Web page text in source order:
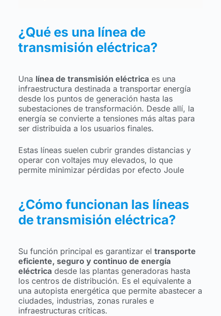
¿Qué es una línea de
transmisión eléctrica?
Una línea de transmisión eléctricaes una
infraestructura destinada a transportar energía
desde los puntos de generación hasta las
subestaciones de transformación. Desde allí, la
energía se convierte a tensiones más altas para
ser distribuida a los usuarios finales.
Estas líneas suelen cubrir grandes distancias y
operar con voltajes muy elevados, lo que
permite minimizar pérdidas por efecto Joule
¿Cómo funcionan las líneas
de transmisión eléctrica?
Su función principal es garantizar el transporte
eficiente, seguro y continuo de energía
eléctricadesde las plantas generadoras hasta
los centros de distribución. Es el equivalente a
una autopista energética que permite abastecer a
ciudades, industrias, zonas rurales e
infraestructuras críticas.